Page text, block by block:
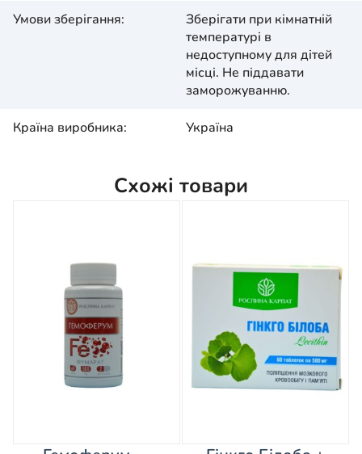
Умови зберігання:
Зберігати при кімнатній
температурі в
недоступному для дітей
місці. Не піддавати
заморожуванню.
Країна виробника: Україна
Схожі товари